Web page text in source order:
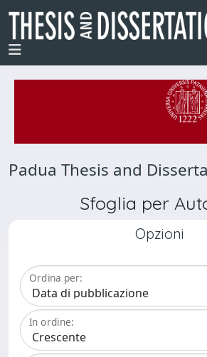
Padua Thesis and
Sfoglia per
Opzioni
Ordina per:
In ordine: